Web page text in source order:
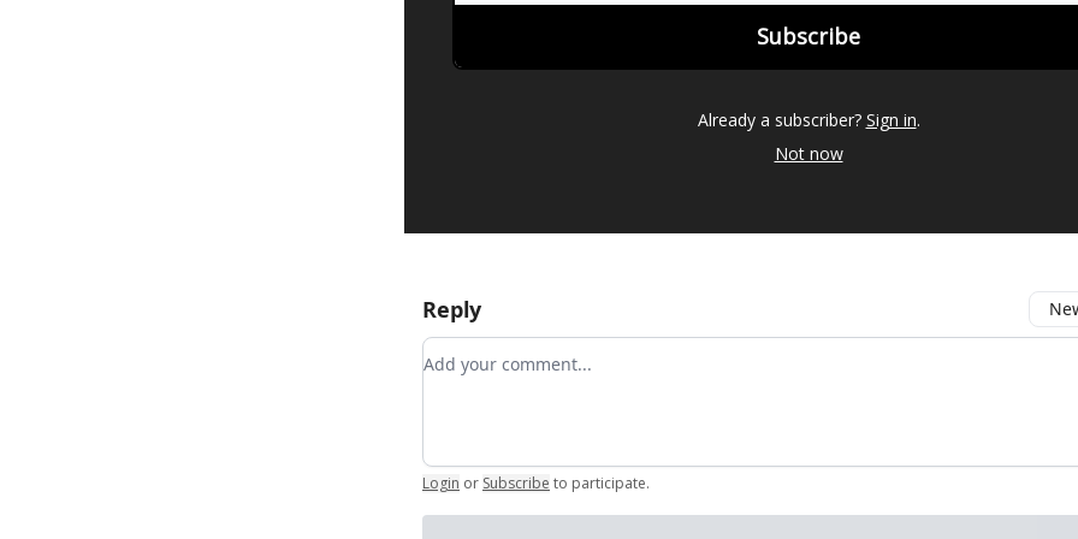
Already a subscriber? Sign in.
Not now
Reply
Add your comment
Login or Subscribe to participate.